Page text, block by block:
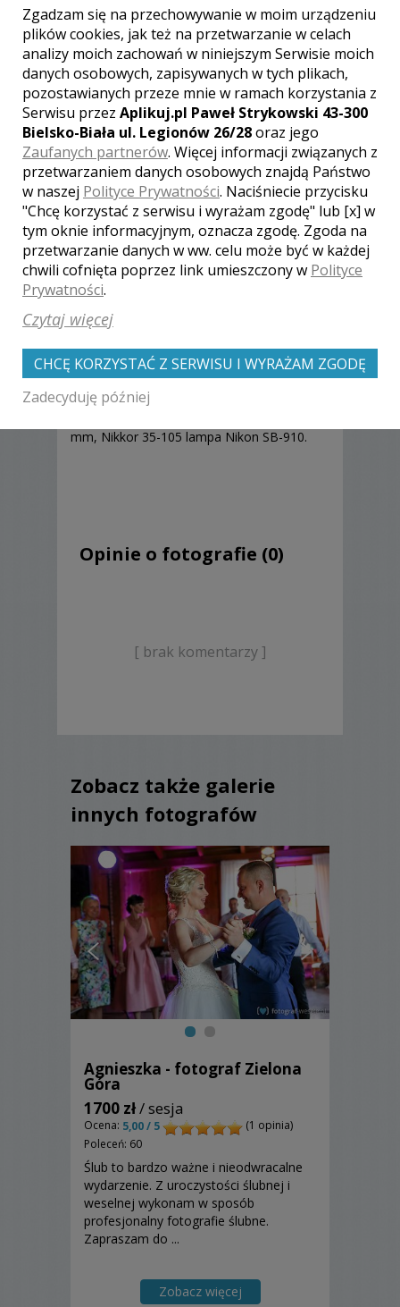
lub pendrive w eleganckim etui • fotoalbum
w formacie 30 x 30 cm, 15 rozkładówek lub
tradycyjny album o wymiarach 33 x 33 cm
zawierający 80 zdjęć • galeria internetowa
na okres 12 miesięcy
IM WIĘCEJ TYM LEPIEJ :)
2400 zł
Reportaż obejmuje: • przygotowania • ślub •
wesele do oczepin • plener w dniu ślubu lub
w innym wybranym dniu. W pakiecie: • 300
starannie przygotowanych zdjęć •
prezentacja • płyta DVD w zaprojektowanej
specjalnie dla Was okładce lub pendrive w
eleganckim etui • fotoalbum w formacie 30 x
30 cm, 20 rozkładówek lub tradycyjny album
o wymiarach 33 x 33 cm zawierający 100
zdjęć • galeria internetowa na okres 12
Sprzęt
mm, Nikkor 35-105 lampa Nikon SB-910.
Opinie o fotografie (0)
[ brak komentarzy ]
Zobacz także galerie
innych fotografów
Agnieszka - fotograf Zielona
Góra
1700 zł/ sesja
Ocena: 5,00 / 5
(1 opinia)
Poleceń: 60
Ślub to bardzo ważne i nieodwracalne
wydarzenie. Z uroczystości ślubnej i
weselnej wykonam w sposób
profesjonalny fotografie ślubne.
Zapraszam do ...
Zobacz więcej
Zgadzam się na przechowywanie w moim urządzeniu
plików cookies, jak też na przetwarzanie w celach
analizy moich zachowań w niniejszym Serwisie moich
danych osobowych, zapisywanych w tych plikach,
pozostawianych przeze mnie w ramach korzystania z
Serwisu przez Aplikuj.pl Paweł Strykowski 43-300
Bielsko-Biała ul. Legionów 26/28oraz jego
Zaufanych partnerów. Więcej informacji związanych z
przetwarzaniem danych osobowych znajdą Państwo
w naszej Polityce Prywatności. Naciśniecie przycisku
"Chcę korzystać z serwisu i wyrażam zgodę" lub [x] w
tym oknie informacyjnym, oznacza zgodę. Zgoda na
przetwarzanie danych w ww. celu może być w każdej
chwili cofnięta poprzez link umieszczony w Polityce
Prywatności.
Czytaj więcej
CHCĘ KORZYSTAĆ Z SERWISU I WYRAŻAM ZGODĘ
Zadecyduję później